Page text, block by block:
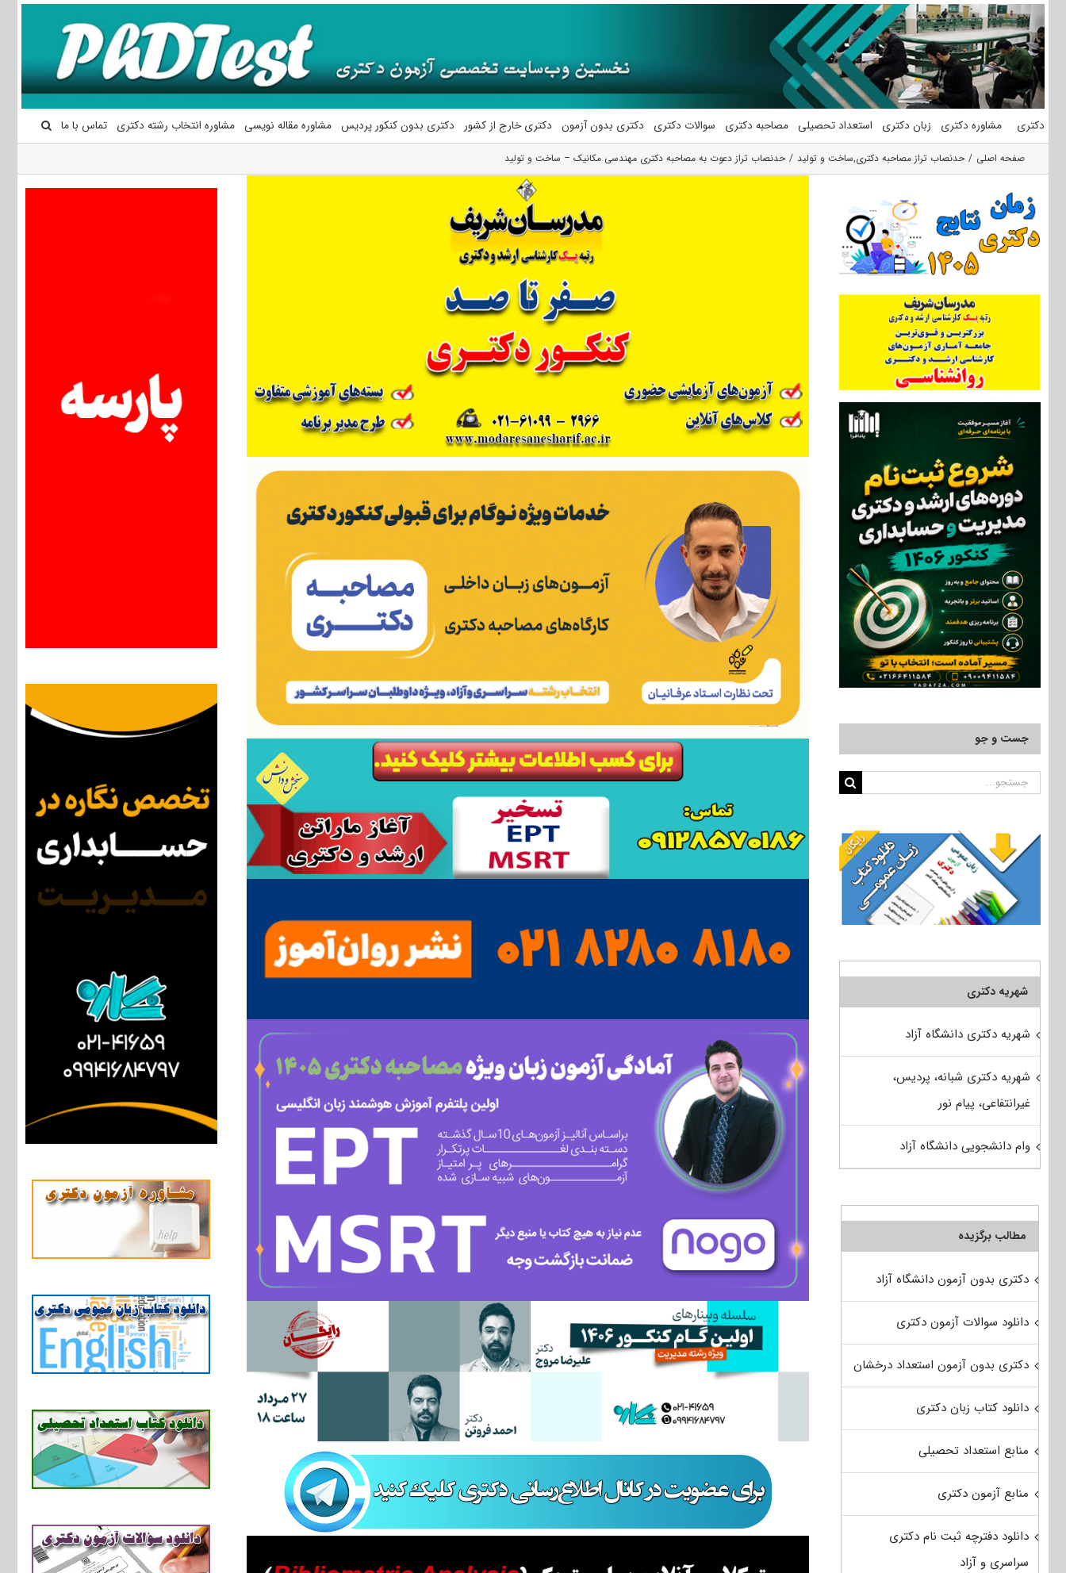
محتوا
دکتری مشاوره دکتری زبان دکتری استعداد تحصیلی مصاحبه دکتری سوالات دکتری دکتری بدون آزمون دکتری خارج از کشور دکتری بدون کنکور پردیس مشاوره مقاله نویسی مشاوره انتخاب رشته دکتری تماس با ما
صفحه اصلی حدنصاب تراز مصاحبه دکتری,ساخت و تولید حدنصاب تراز دعوت به مصاحبه دکتری مهندسی مکانیک – ساخت و تولید
جست و جو
جستجو
شهریه دکتری
شهریه دکتری دانشگاه آزاد
شهریه دکتری شبانه، پردیس،
غیرانتفاعی، پیام نور
وام دانشجویی دانشگاه آزاد
مطالب برگزیده
دکتری بدون آزمون دانشگاه آزاد
دانلود سوالات آزمون دکتری
دکتری بدون آزمون استعداد درخشان
دانلود کتاب زبان دکتری
منابع استعداد تحصیلی
منابع آزمون دکتری
دانلود دفترچه ثبت نام دکتری
سراسری و آزاد